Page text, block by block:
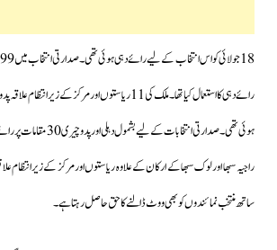
ہوئی تھی۔صدارتی انتخابات کے
راجیہ سبھا اور لوک سبھا کے ارکان کے علاوہ ریاستوں اور مرکز کے زیر انتظام
ساتھ منتخب نمائندوں کو بھی ووٹ ڈالنے کا حق حاصل رہتاہے۔